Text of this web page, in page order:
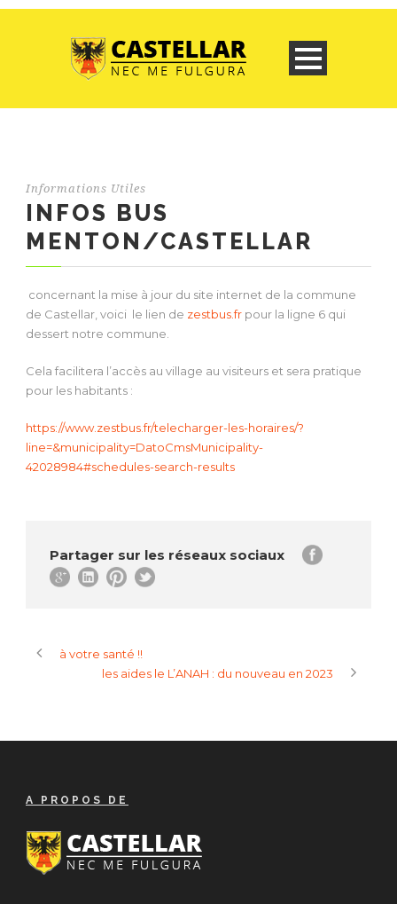
Informations Utiles
INFOS BUS
MENTON/CASTELLAR
concernant la mise à jour du site internet de la commune
de Castellar, voici le lien de zestbus.fr pour la ligne 6 qui
dessert notre commune.
Cela facilitera l’accès au village au visiteurs et sera pratique
pour les habitants :
https://www.zestbus.fr/telecharger-les-horaires/?
line=&municipality=DatoCmsMunicipality-
42028984#schedules-search-results
Partager sur les réseaux sociaux
à votre santé !!
les aides le L’ANAH : du nouveau en 2023
A PROPOS DE